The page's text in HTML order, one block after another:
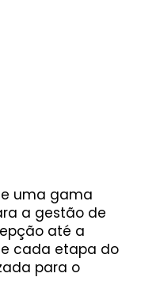
uma gama
a gestão de
até a
cada etapa do
para o